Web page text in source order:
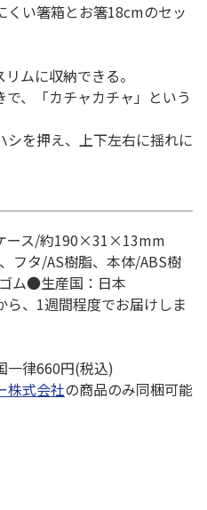
くい箸箱とお箸18cmのセッ
ムに収納できる。
、「カチャカチャ」という
シを押え、上下左右に揺れに
ース/約190×31×13mm
フタ/AS樹脂、本体/ABS樹
ム●生産国：日本
、1週間程度でお届けしま
律660円(税込)
株式会社の商品のみ同梱可能